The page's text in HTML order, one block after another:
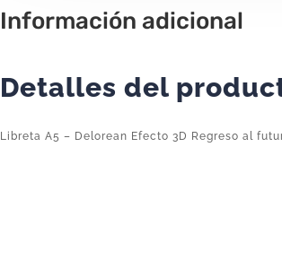
Información adicional
Detalles del
Libreta A5 – Delorean Efecto 3D Regreso al